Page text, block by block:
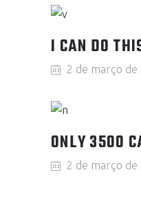
I CAN DO
2 de março de
ONLY 3500
2 de março de